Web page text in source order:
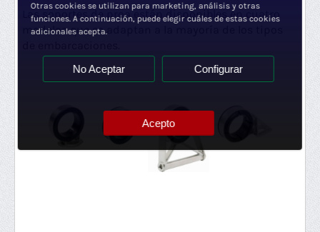
Las soportes de proa están disponibles en cuatro
modelos que se adaptan a la mayoría de los tipos
Otras cookies se utilizan para marketing, análisis y otras
funciones. A continuación, puede elegir cuáles de estas cookies
adicionales acepta.
No Aceptar Configurar
Acepto